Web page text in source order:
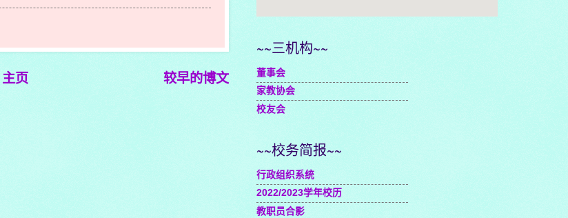
较早的博文
主页
~~三机构~~
董事会
家教协会
校友会
~~校务简报~~
行政组织系统
2022/2023学年校历
教职员合影